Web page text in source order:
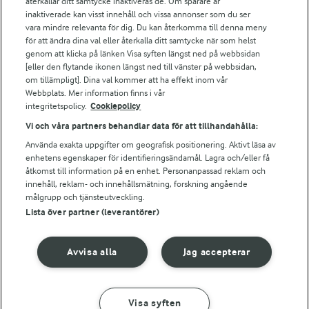
Arla webbshop
Bildbank
Följ oss
© 2026 Arla Foods
Integritetspolicy
inaktiverade kan visst innehåll och vissa annonser som du ser
vara mindre relevanta för dig. Du kan återkomma till denna meny
för att ändra dina val eller återkalla ditt samtycke när som helst
genom att klicka på länken Visa syften längst ned på webbsidan
[eller den flytande ikonen längst ned till vänster på webbsidan,
om tillämpligt]. Dina val kommer att ha effekt inom vår
Webbplats. Mer information finns i vår
integritetspolicy. Cookiepolicy
Vi och våra partners behandlar data för att tillhandahålla:
Använda exakta uppgifter om geografisk positionering. Aktivt läsa av
enhetens egenskaper för identifieringsändamål. Lagra och/eller få
åtkomst till information på en enhet. Personanpassad reklam och
innehåll, reklam- och innehållsmätning, forskning angående
målgrupp och tjänsteutveckling.
Lista över partner (leverantörer)
Jag accepterar
Avvisa alla
Visa syften